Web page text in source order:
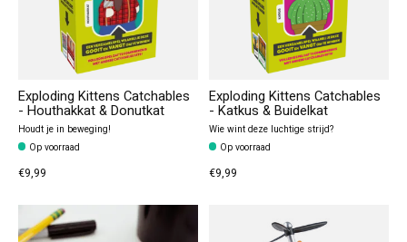
Exploding Kittens Catchables
- Houthakkat & Donutkat
Houdt je in beweging!
Op voorraad
€9,99
Exploding Kittens Catchables
- Katkus & Buidelkat
Wie wint deze luchtige strijd?
Op voorraad
€9,99